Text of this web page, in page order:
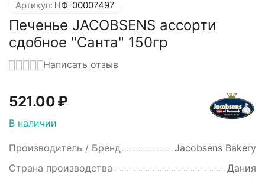
Артикул: НФ-00007497
Печенье JACOBSENS ассорти
сдобное "Санта" 150гр
Написать отзыв
521.00₽
В наличии
Производитель / Бренд
Jacobsens Bakery
Страна производства
Дания